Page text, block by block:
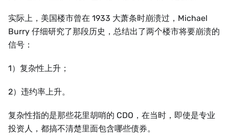
实际上，美国楼市曾在 1933 大萧条时崩溃过，Michael
Burry 仔细研究了那段历史，总结出了两个楼市将要崩溃的
信号：
1）复杂性上升；
2）违约率上升。
复杂性指的是那些花里胡哨的 CDO，在当时，即使是专业
投资人，都搞不清楚里面包含哪些债券。